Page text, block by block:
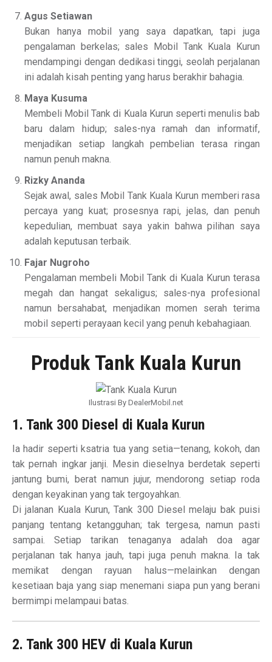
Agus Setiawan
Bukan hanya mobil yang saya dapatkan, tapi juga
pengalaman berkelas; sales Mobil Tank Kuala Kurun
mendampingi dengan dedikasi tinggi, seolah perjalanan
ini adalah kisah penting yang harus berakhir bahagia.
Maya Kusuma
Membeli Mobil Tank di Kuala Kurun seperti menulis bab
baru dalam hidup; sales-nya ramah dan informatif,
menjadikan setiap langkah pembelian terasa ringan
namun penuh makna.
Rizky Ananda
Sejak awal, sales Mobil Tank Kuala Kurun memberi rasa
percaya yang kuat; prosesnya rapi, jelas, dan penuh
kepedulian, membuat saya yakin bahwa pilihan saya
adalah keputusan terbaik.
Fajar Nugroho
Pengalaman membeli Mobil Tank di Kuala Kurun terasa
megah dan hangat sekaligus; sales-nya profesional
namun bersahabat, menjadikan momen serah terima
mobil seperti perayaan kecil yang penuh kebahagiaan.
Produk Tank Kuala Kurun
Ilustrasi By DealerMobil.net
1. Tank 300 Diesel di Kuala Kurun
Ia hadir seperti ksatria tua yang setia—tenang, kokoh, dan
tak pernah ingkar janji. Mesin dieselnya berdetak seperti
jantung bumi, berat namun jujur, mendorong setiap roda
dengan keyakinan yang tak tergoyahkan.
Di jalanan Kuala Kurun, Tank 300 Diesel melaju bak puisi
panjang tentang ketangguhan; tak tergesa, namun pasti
sampai. Setiap tarikan tenaganya adalah doa agar
perjalanan tak hanya jauh, tapi juga penuh makna. Ia tak
memikat dengan rayuan halus—melainkan dengan
kesetiaan baja yang siap menemani siapa pun yang berani
bermimpi melampaui batas.
2. Tank 300 HEV di Kuala Kurun